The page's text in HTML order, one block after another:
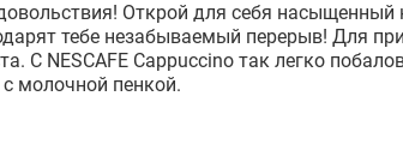
Открой для себя
тебе незабываемый перерыв! Для
С NESCAFE Cappuccino так легко
молочной пенкой.